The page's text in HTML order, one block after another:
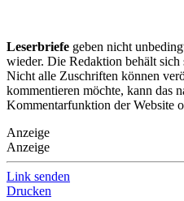
Leserbriefe geben nicht
wieder. Die Redaktion behält
Nicht alle Zuschriften können
kommentieren möchte, kann das
Kommentarfunktion der Website
Anzeige
Anzeige
Link senden
Drucken